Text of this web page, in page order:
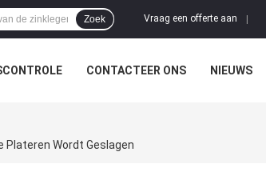
Vraag een offerte aan
Zoek
CONTACTEER ONS NIEUWS
Plateren Wordt Geslagen